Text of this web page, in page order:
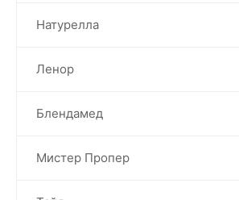
Натурелла
Ленор
Блендамед
Мистер Пропер